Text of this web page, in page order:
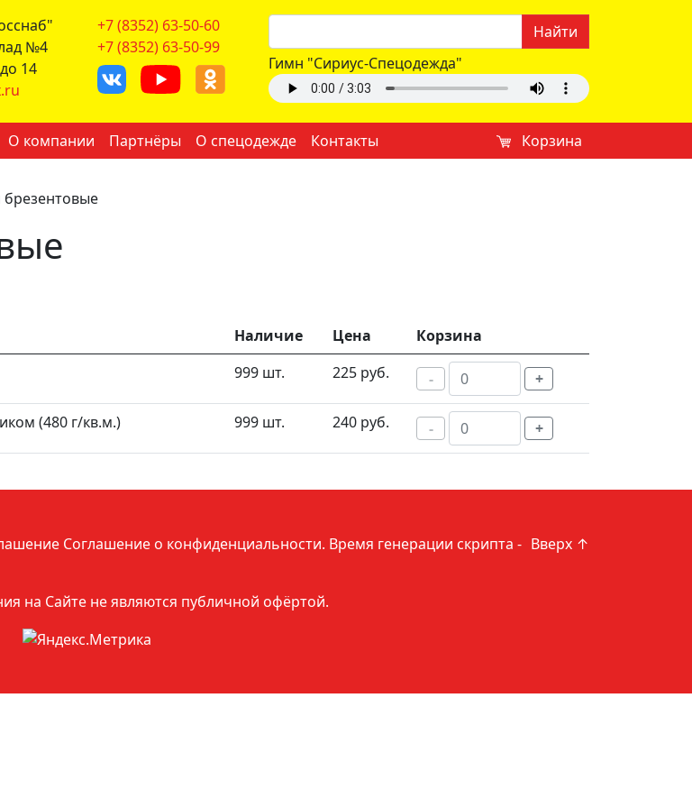
№4
14
+7 (8352) 63-50-60
+7 (8352) 63-50-99
Найти
Гимн "Сириус-Спецодежда"
О компании Партнёры О спецодежде Контакты Корзина
брезентовые
Наличие Цена
Корзина
999 шт. 225 руб. - +
(480 г/кв.м.) 999 шт. 240 руб. - +
Вверх ↑
Соглашение о конфиденциальности. Время генерации скрипта -
на Сайте не являются публичной офёртой.